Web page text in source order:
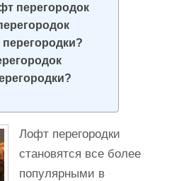
перегородок
Лофт перегородки
становятся все более
популярными в